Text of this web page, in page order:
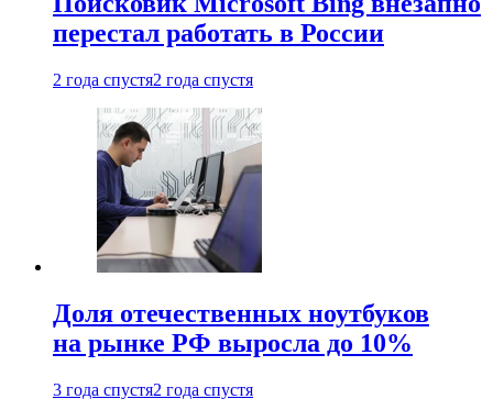
перестал работать в России
2 года спустя2 года спустя
Доля отечественных ноутбуков
на рынке РФ выросла до 10%
3 года спустя2 года спустя